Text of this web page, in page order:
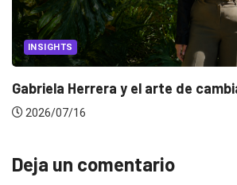
INSIGHTS
Gabriela Herrera y el arte de
2026/07/16
Deja un comentario